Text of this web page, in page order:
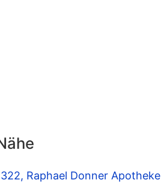
Raphael Donner Apotheke